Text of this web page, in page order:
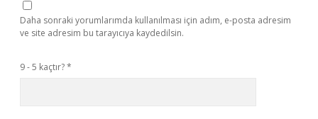
Daha sonraki yorumlarımda kullanılması için adım, e-posta adresim
ve site adresim bu tarayıcıya kaydedilsin.
9 - 5 kaçtır?*